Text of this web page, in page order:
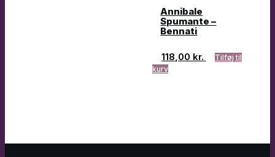
Annibale
Spumante –
Bennati
118,00 kr.
Tilføj til
kurv